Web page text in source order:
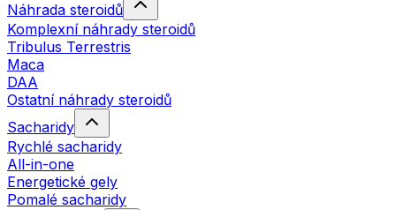
Náhrada steroidů
Komplexní náhrady steroidů
Tribulus Terrestris
Maca
DAA
Ostatní náhrady steroidů
Sacharidy
Rychlé sacharidy
All-in-one
Energetické gely
Pomalé sacharidy